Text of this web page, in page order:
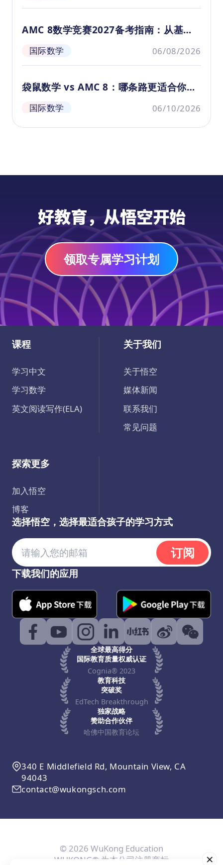
AMC 8数学竞赛2027备考指南：从基础
到斩获全球顶尖荣誉
国际数学 06/08/2026
袋鼠数学 vs AMC 8：哪条路更适合你家
孩子？
国际数学 06/10/2026
好教育，从悟空开始
领取专属学习计划
课程
学习中文
学习数学
英文阅读写作(ELA)
关于我们
关于悟空
媒体新闻
联系我们
常见问题
探索更多
加入悟空
博客
选择悟空，选择最适合孩子的学习方式
订阅
下载我们的应用
全球最高得分
国际教育质量权威认证
Cognia® 2023
教育科技
突破奖
EdTech Breakthrough
独家战略
赞助合作伙伴
哈佛中国教育论坛
340 E Middlefield Rd, Mountain View, CA
94043
contact@wukongsch.com
© 2026 WuKong Education
WUKONG® 为本公司注册商标